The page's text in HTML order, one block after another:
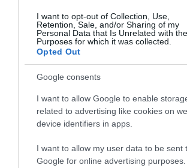
I want to opt-out of Collection, Use,
Retention, Sale, and/or Sharing of my
Personal Data that Is Unrelated with the
Purposes for which it was collected.
Opted Out
Google consents
I want to allow Google to enable
related to advertising like cookies on
device identifiers in apps.
I want to allow my user data to be sent
Google for online advertising purposes.
Strage di Bologna, Borsellino e mafia-
che lo Stato deve finalmente